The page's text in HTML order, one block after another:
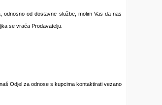
od dostavne službe, molim Vas da nas
se vraća Prodavatelju.
Odjel za odnose s kupcima kontaktirati vezano